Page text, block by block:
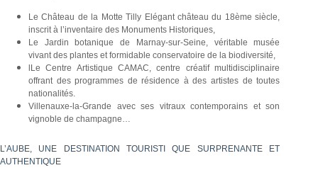
Le Château de la Motte Tilly Elégant château du 18ème siècle,
inscrit à l’inventaire des Monuments Historiques,
Le Jardin botanique de Marnay-sur-Seine, véritable musée
vivant des plantes et formidable conservatoire de la biodiversité,
lLe Centre Artistique CAMAC, centre créatif multidisciplinaire
offrant des programmes de résidence à des artistes de toutes
nationalités.
Villenauxe-la-Grande avec ses vitraux contemporains et son
vignoble de champagne…
L’AUBE, UNE DESTINATION TOURISTI QUE SURPRENANTE ET
AUTHENTIQUE